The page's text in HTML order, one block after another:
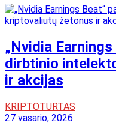
„Nvidia
dirbtinio
ir akcijas
KRIPTOTURTAS
27 vasario, 2026